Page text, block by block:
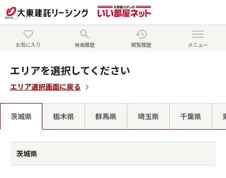
お気に入り 検索履歴 閲覧履歴 メニュー
エリアを選択してください
エリア選択画面に戻る
茨城県 栃木県 群馬県 埼玉県 千葉県
茨城県